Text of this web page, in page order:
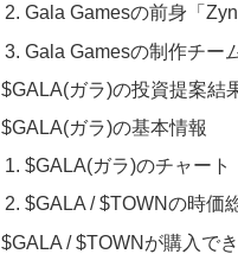
Gala Gamesの前身「
Gala Gamesの制作チー
$GALA(ガラ)の投資提案結
$GALA(ガラ)の基本情報
$GALA(ガラ)のチャート
$GALA / $TOWNの時価
$GALA / $TOWNが購入で